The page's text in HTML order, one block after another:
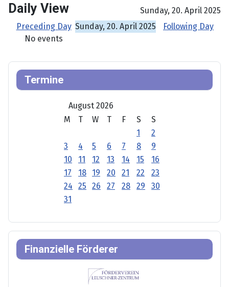
Daily View
Sunday, 20. April 2025
Preceding Day Sunday, 20. April 2025
Following Day
No events
Termine
August 2026
M
T W T F S
S
1
2
3
4 5 6 7 8
9
10
11 12 13 14 15
16
17
18 19 20 21 22
23
24
25 26 27 28 29
30
31
Finanzielle Förderer